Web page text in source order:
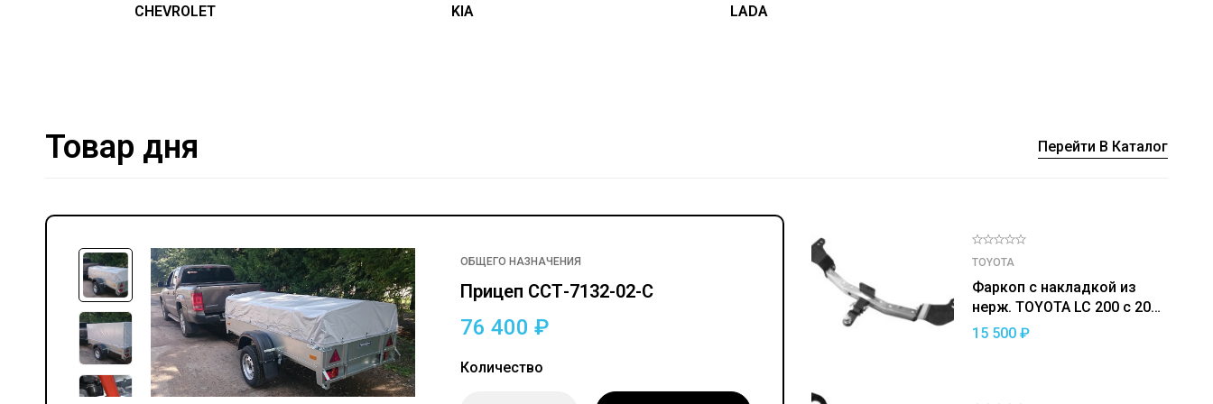
CHEVROLET KIA LADA
Товар дня Перейти В Каталог
ОБЩЕГО НАЗНАЧЕНИЯ
Прицеп ССТ-7132-02-С
76 400 ₽
Количество
Фаркоп ГАЗ Соболь / 27527
TOYOTA
Фаркоп с накладкой из
нерж. TOYOTA LC 200 с 2007
— съемный квадрат
15 500₽